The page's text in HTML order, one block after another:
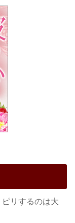
リするのは大